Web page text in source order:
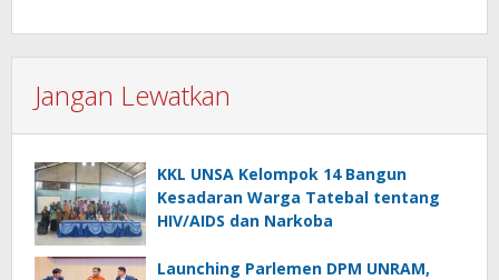
Jangan Lewatkan
KKL UNSA Kelompok 14 Bangun
Kesadaran Warga Tatebal tentang
HIV/AIDS dan Narkoba
Launching Parlemen DPM UNRAM,